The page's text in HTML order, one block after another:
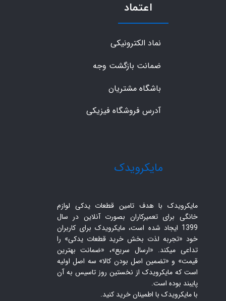
مایکرویدک با هدف تامین قطعات یدکی لوازم
خانگی برای تعمیرکاران بصورت آنلاین در سال
1399 ایجاد شده است، مایکرویدک برای کاربران
خود «تجربه لذت بخش خرید قطعات یدکی» را
تداعی میکند. «ارسال سریع»، «ضمانت بهترین
قیمت» و «تضمین اصل بودن کالا» سه اصل اولیه
است که مایکرویدک از نخستین روز تاسیس به آن
پایبند بوده است.
با مایکرویدک با اطمینان خرید کنید.​​​​​​​
​مایکرویدک
اعتماد
نماد الکترونیکی
ضمانت بازگشت وجه
باشگاه مشتریان
آدرس فروشگاه فیزیکی